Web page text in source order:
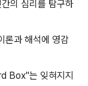
의 심리를 탐구하
론과 해석에 영감
Box"는 잊혀지지